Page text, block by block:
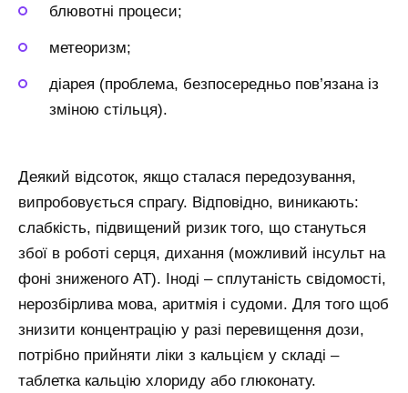
блювотні процеси;
метеоризм;
діарея (проблема, безпосередньо пов’язана із
зміною стільця).
Деякий відсоток, якщо сталася передозування,
випробовується спрагу. Відповідно, виникають:
слабкість, підвищений ризик того, що стануться
збої в роботі серця, дихання (можливий інсульт на
фоні зниженого АТ). Іноді – сплутаність свідомості,
нерозбірлива мова, аритмія і судоми. Для того щоб
знизити концентрацію у разі перевищення дози,
потрібно прийняти ліки з кальцієм у складі –
таблетка кальцію хлориду або глюконату.